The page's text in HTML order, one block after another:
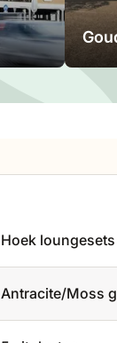
Hoek loungesets
Antracite/Moss